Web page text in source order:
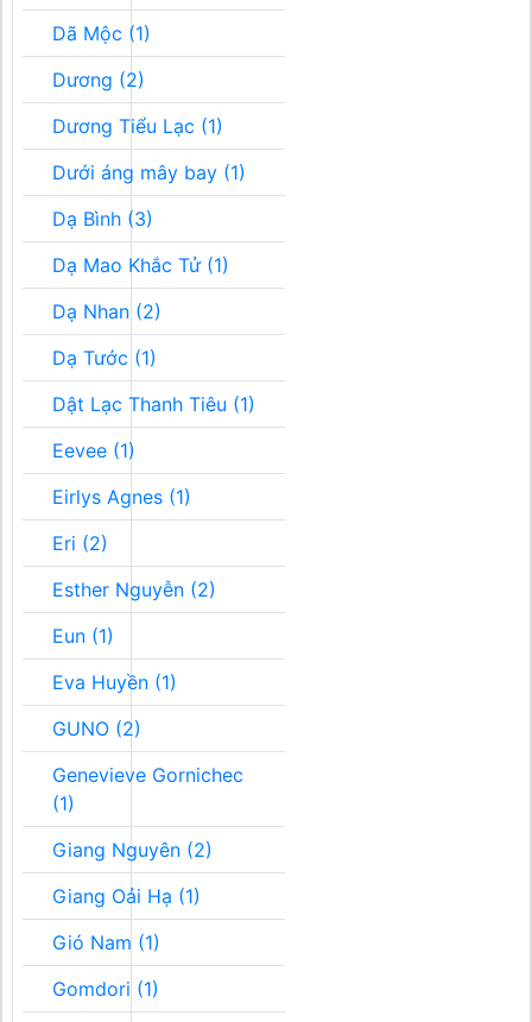
Dã Mộc (1)
Dương (2)
Dương Tiểu Lạc (1)
Dưới áng mây bay (1)
Dạ Bình (3)
Dạ Mao Khắc Tử (1)
Dạ Nhan (2)
Dạ Tước (1)
Dật Lạc Thanh Tiêu (1)
Eevee (1)
Eirlys Agnes (1)
Eri (2)
Esther Nguyễn (2)
Eun (1)
Eva Huyền (1)
GUNO (2)
Genevieve Gornichec
(1)
Giang Nguyên (2)
Giang Oải Hạ (1)
Gió Nam (1)
Gomdori (1)